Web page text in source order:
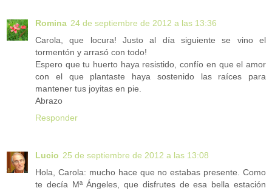
Romina 24 de septiembre de 2012 a las 13:36
Carola, que locura! Justo al día siguiente se vino el
tormentón y arrasó con todo!
Espero que tu huerto haya resistido, confío en que el amor
con el que plantaste haya sostenido las raíces para
mantener tus joyitas en pie.
Abrazo
Responder
Lucio 25 de septiembre de 2012 a las 13:08
Hola, Carola: mucho hace que no estabas presente. Como
te decía Mª Ángeles, que disfrutes de esa bella estación